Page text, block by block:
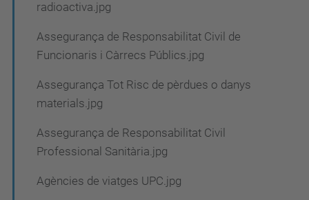
radioactiva.jpg
Assegurança de Responsabilitat Civil de
Funcionaris i Càrrecs Públics.jpg
Assegurança Tot Risc de pèrdues o danys
materials.jpg
Assegurança de Responsabilitat Civil
Professional Sanitària.jpg
Agències de viatges UPC.jpg